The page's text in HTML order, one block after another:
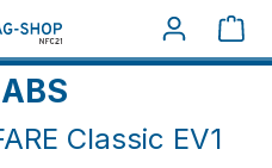
Classic EV1